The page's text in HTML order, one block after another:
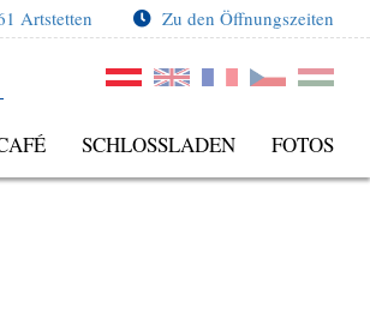
Artstetten Zu den Öffnungszeiten
SCHLOSSLADEN FOTOS